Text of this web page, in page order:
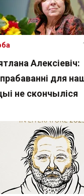
Алексіевіч:
для
не скончыліся